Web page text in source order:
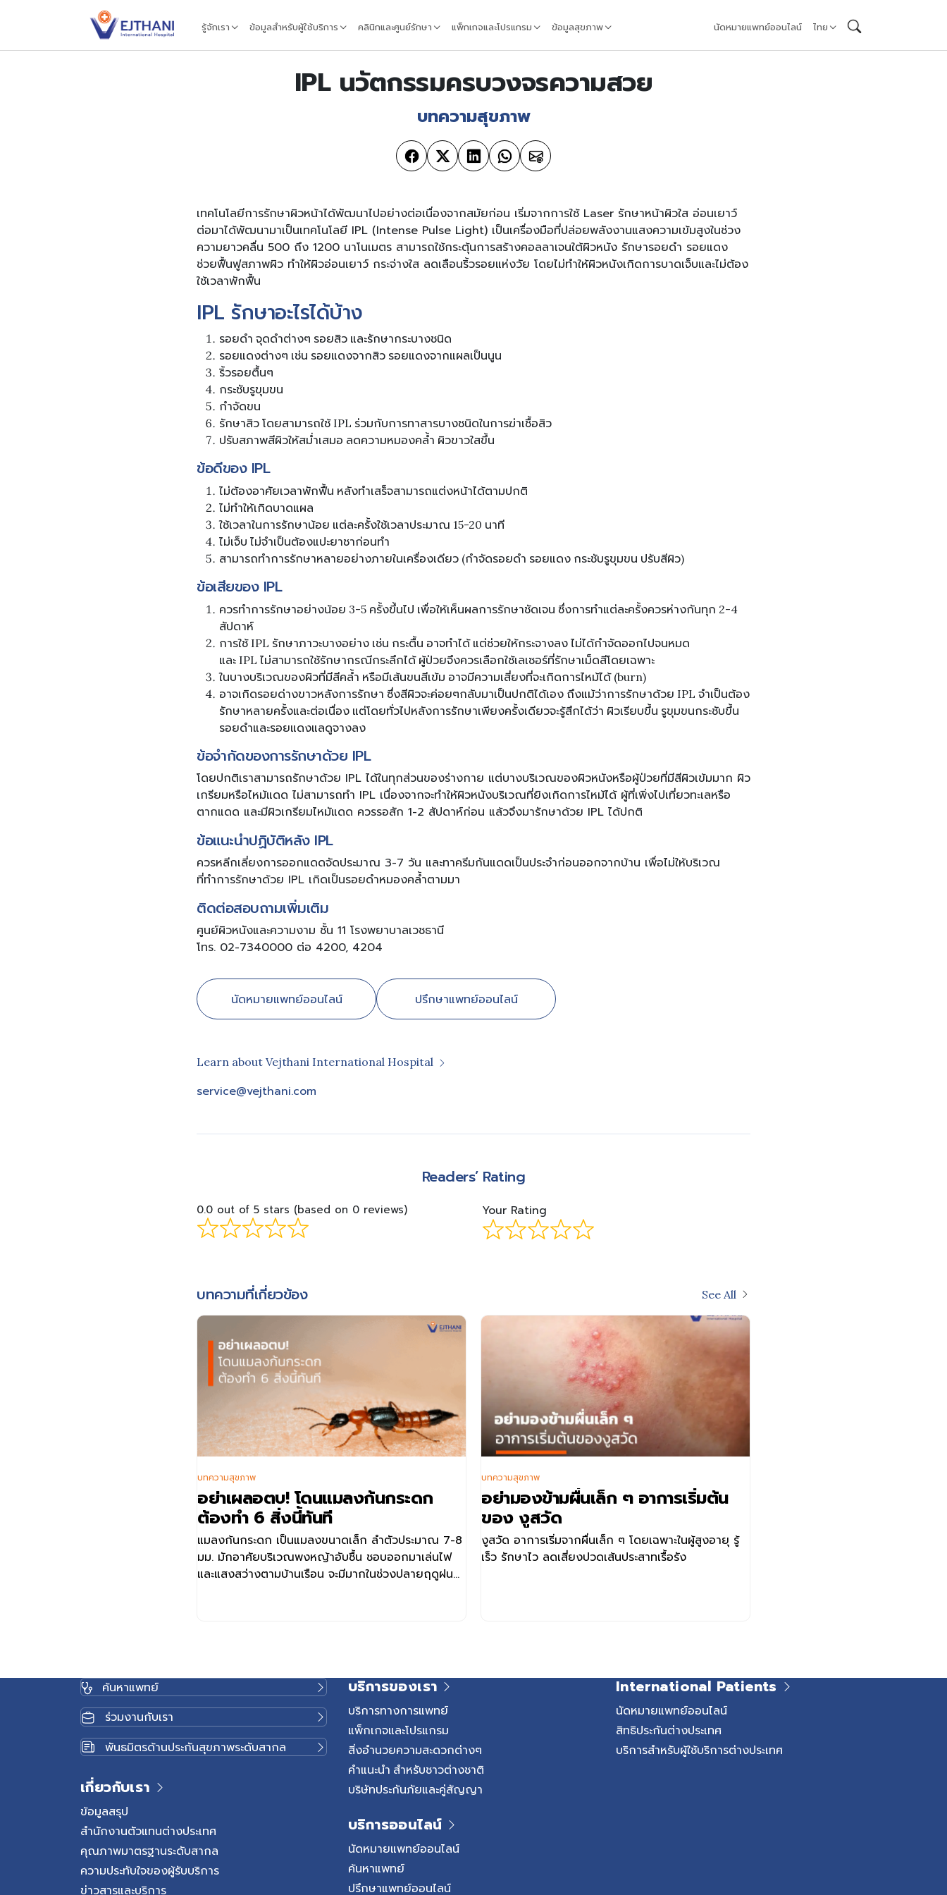
รู้จักเรา ข้อมูลสำหรับผู้ใช้บริการ คลินิกและศูนย์รักษา แพ็กเกจและโปรแกรม ข้อมูลสุขภาพ นัดหมายแพทย์ออนไลน์ ไทย
IPL นวัตกรรมครบวงจรความสวย
บทความสุขภาพ
เทคโนโลยีการรักษาผิวหน้าได้พัฒนาไปอย่างต่อเนื่องจากสมัยก่อน เริ่มจากการใช้ Laser รักษาหน้าผิวใส อ่อนเยาว์
ต่อมาได้พัฒนามาเป็นเทคโนโลยี IPL (Intense Pulse Light) เป็นเครื่องมือที่ปล่อยพลังงานแสงความเข้มสูงในช่วง
ความยาวคลื่น 500 ถึง 1200 นาโนเมตร สามารถใช้กระตุ้นการสร้างคอลลาเจนใต้ผิวหนัง รักษารอยดำ รอยแดง
ช่วยฟื้นฟูสภาพผิว ทำให้ผิวอ่อนเยาว์ กระจ่างใส ลดเลือนริ้วรอยแห่งวัย โดยไม่ทำให้ผิวหนังเกิดการบาดเจ็บและไม่ต้อง
ใช้เวลาพักฟื้น
IPL รักษาอะไรได้บ้าง
รอยดำ จุดดำต่างๆ รอยสิว และรักษากระบางชนิด
รอยแดงต่างๆ เช่น รอยแดงจากสิว รอยแดงจากแผลเป็นนูน
ริ้วรอยตื้นๆ
กระชับรูขุมขน
กำจัดขน
รักษาสิว โดยสามารถใช้ IPL ร่วมกับการทาสารบางชนิดในการฆ่าเชื้อสิว
ปรับสภาพสีผิวให้สม่ำเสมอ ลดความหมองคล้ำ ผิวขาวใสขึ้น
ข้อดีของ IPL
ไม่ต้องอาศัยเวลาพักฟื้น หลังทำเสร็จสามารถแต่งหน้าได้ตามปกติ
ไม่ทำให้เกิดบาดแผล
ใช้เวลาในการรักษาน้อย แต่ละครั้งใช้เวลาประมาณ 15-20 นาที
ไม่เจ็บ ไม่จำเป็นต้องแปะยาชาก่อนทำ
สามารถทำการรักษาหลายอย่างภายในเครื่องเดียว (กำจัดรอยดำ รอยแดง กระชับรูขุมขน ปรับสีผิว)
ข้อเสียของ IPL
ควรทำการรักษาอย่างน้อย 3-5 ครั้งขึ้นไป เพื่อให้เห็นผลการรักษาชัดเจน ซึ่งการทำแต่ละครั้งควรห่างกันทุก 2-4
สัปดาห์
การใช้ IPL รักษาภาวะบางอย่าง เช่น กระตื้น อาจทำได้ แต่ช่วยให้กระจางลง ไม่ได้กำจัดออกไปจนหมด
และ IPL ไม่สามารถใช้รักษากรณีกระลึกได้ ผู้ป่วยจึงควรเลือกใช้เลเซอร์ที่รักษาเม็ดสีโดยเฉพาะ
ในบางบริเวณของผิวที่มีสีคล้ำ หรือมีเส้นขนสีเข้ม อาจมีความเสี่ยงที่จะเกิดการไหม้ได้ (burn)
อาจเกิดรอยด่างขาวหลังการรักษา ซึ่งสีผิวจะค่อยๆกลับมาเป็นปกติได้เอง ถึงแม้ว่าการรักษาด้วย IPL จำเป็นต้อง
รักษาหลายครั้งและต่อเนื่อง แต่โดยทั่วไปหลังการรักษาเพียงครั้งเดียวจะรู้สึกได้ว่า ผิวเรียบขึ้น รูขุมขนกระชับขึ้น
รอยดำและรอยแดงแลดูจางลง
ข้อจำกัดของการรักษาด้วย IPL
โดยปกติเราสามารถรักษาด้วย IPL ได้ในทุกส่วนของร่างกาย แต่บางบริเวณของผิวหนังหรือผู้ป่วยที่มีสีผิวเข้มมาก ผิว
เกรียมหรือไหม้แดด ไม่สามารถทำ IPL เนื่องจากจะทำให้ผิวหนังบริเวณที่ยิงเกิดการไหม้ได้ ผู้ที่เพิ่งไปเที่ยวทะเลหรือ
ตากแดด และมีผิวเกรียมไหมัแดด ควรรอสัก 1-2 สัปดาห์ก่อน แล้วจึงมารักษาด้วย IPL ได้ปกติ
ข้อแนะนำปฏิบัติหลัง IPL
ควรหลีกเลี่ยงการออกแดดจัดประมาณ 3-7 วัน และทาครีมกันแดดเป็นประจำก่อนออกจากบ้าน เพื่อไม่ให้บริเวณ
ที่ทำการรักษาด้วย IPL เกิดเป็นรอยดำหมองคล้ำตามมา
ติดต่อสอบถามเพิ่มเติม
ศูนย์ผิวหนังและความงาม ชั้น 11 โรงพยาบาลเวชธานี
โทร. 02-7340000 ต่อ 4200, 4204
นัดหมายแพทย์ออนไลน์ ปรึกษาแพทย์ออนไลน์
Learn about Vejthani International Hospital
service@vejthani.com
Readers’ Rating
0.0 out of 5 stars (based on 0 reviews) Your Rating
บทความที่เกี่ยวข้อง See All
อย่าเผลอตบ! โดนแมลงก้นกระดก
ต้องทำ 6 สิ่งนี้ทันที
แมลงก้นกระดก เป็นแมลงขนาดเล็ก ลำตัวประมาณ 7-8
มม. มักอาศัยบริเวณพงหญ้าอับชื้น ชอบออกมาเล่นไฟ
และแสงสว่างตามบ้านเรือน จะมีมากในช่วงปลายฤดูฝน
บทความสุขภาพ
อย่ามองข้ามผื่นเล็ก ๆ อาการเริ่มต้น
ของ งูสวัด
งูสวัด อาการเริ่มจากผื่นเล็ก ๆ โดยเฉพาะในผู้สูงอายุ รู้
เร็ว รักษาไว ลดเสี่ยงปวดเส้นประสาทเรื้อรัง
บทความสุขภาพ
ค้นหาแพทย์
ร่วมงานกับเรา
พันธมิตรด้านประกันสุขภาพระดับสากล
เกี่ยวกับเรา
ข้อมูลสรุป
สำนักงานตัวแทนต่างประเทศ
คุณภาพมาตรฐานระดับสากล
ความประทับใจของผู้รับบริการ
ข่าวสารและบริการ
บริการของเรา
บริการทางการแพทย์
แพ็กเกจและโปรแกรม
สิ่งอำนวยความสะดวกต่างๆ
คำแนะนำ สำหรับชาวต่างชาติ
บริษัทประกันภัยและคู่สัญญา
บริการออนไลน์
นัดหมายแพทย์ออนไลน์
ค้นหาแพทย์
ปรึกษาแพทย์ออนไลน์
International Patients
นัดหมายแพทย์ออนไลน์
สิทธิประกันต่างประเทศ
บริการสำหรับผู้ใช้บริการต่างประเทศ